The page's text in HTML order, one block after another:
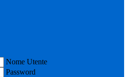
Nome Utente
Password